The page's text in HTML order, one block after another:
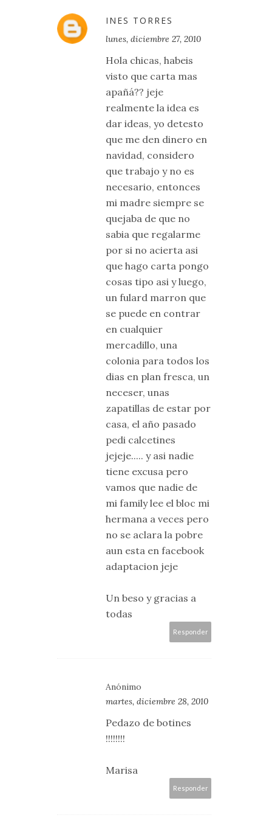
INES TORRES
lunes, diciembre 27, 2010
Hola chicas, habeis
visto que carta mas
apañá?? jeje
realmente la idea es
dar ideas, yo detesto
que me den dinero en
navidad, considero
que trabajo y no es
necesario, entonces
mi madre siempre se
quejaba de que no
sabia que regalarme
por si no acierta asi
que hago carta pongo
cosas tipo asi y luego,
un fulard marron que
se puede en contrar
en cualquier
mercadillo, una
colonia para todos los
dias en plan fresca, un
neceser, unas
zapatillas de estar por
casa, el año pasado
pedi calcetines
jejeje..... y asi nadie
tiene excusa pero
vamos que nadie de
mi family lee el bloc mi
hermana a veces pero
no se aclara la pobre
aun esta en facebook
adaptacion jeje
Un beso y gracias a
todas
Responder
Anónimo
martes, diciembre 28, 2010
Pedazo de botines
!!!!!!!!
Marisa
Responder